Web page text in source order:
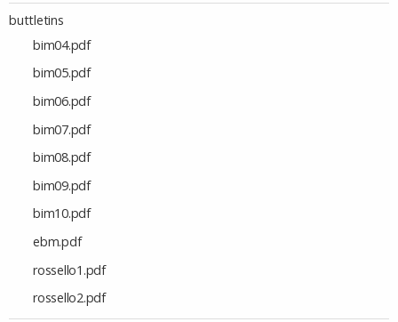
buttletins
bim04.pdf
bim05.pdf
bim06.pdf
bim07.pdf
bim08.pdf
bim09.pdf
bim10.pdf
ebm.pdf
rossello1.pdf
rossello2.pdf